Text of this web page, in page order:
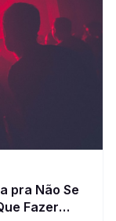
pra Não Se
Fazer